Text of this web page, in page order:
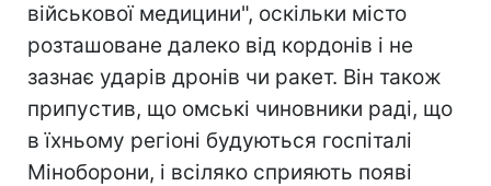
військової медицини", оскільки місто
розташоване далеко від кордонів і не
зазнає ударів дронів чи ракет. Він також
припустив, що омські чиновники раді, що
в їхньому регіоні будуються госпіталі
Міноборони, і всіляко сприяють появі